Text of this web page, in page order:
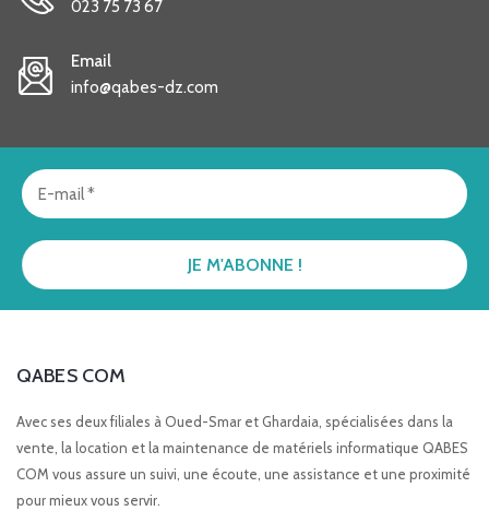
023 75 73 67
Email
info@qabes-dz.com
QABES COM
Avec ses deux filiales à Oued-Smar et Ghardaia, spécialisées dans la
vente, la location et la maintenance de matériels informatique QABES
COM vous assure un suivi, une écoute, une assistance et une proximité
pour mieux vous servir.